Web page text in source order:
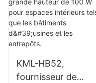
intérieurs tels que
gymnases et
entrepôts.
KML-HB52,
fournisseur de